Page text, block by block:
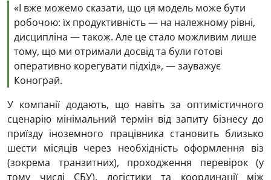
«І вже можемо сказати, що ця модель може бути
робочою: їх продуктивність — на належному рівні,
дисципліна — також. Але це стало можливим лише
тому, що ми отримали досвід та були готові
оперативно корегувати підхід», — зауважує
Конограй.
У компанії додають, що навіть за оптимістичного
сценарію мінімальний термін від запиту бізнесу до
приїзду іноземного працівника становить близько
шести місяців через необхідність оформлення віз
(зокрема транзитних), проходження перевірок (у
тому числі СБУ), логістики та координації між